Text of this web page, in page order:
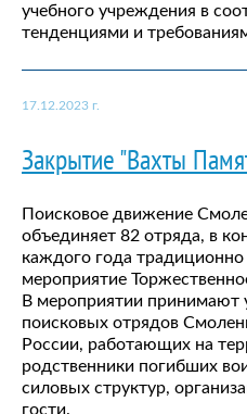
учебного учреждения в
тенденциями и
17.12.2023 г.
Закрытие "Вахты
Поисковое движение
объединяет 82 отряда, в
каждого года
мероприятие
В мероприятии принимают
поисковых отрядов
России, работающих на
родственники погибших
силовых структур,
гости.